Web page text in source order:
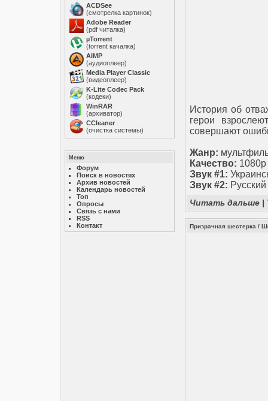
ACDSee
(смотрелка картинок)
Adobe Reader
(pdf читалка)
µTorrent
(torrent качалка)
AIMP
(аудиоплеер)
Media Player Classic
(видеоплеер)
K-Lite Codec Pack
(кодеки)
WinRAR
(архиватор)
ССleaner
(очистка системы)
Меню
Форум
Поиск в новостях
Архив новостей
Календарь новостей
Топ
Опросы
Связь с нами
RSS
Контакт
История об
герои
совершают
Жанр:
Качество:
Звук #1:
Звук #2:
Читать дальше |
Призрачная шестерка /